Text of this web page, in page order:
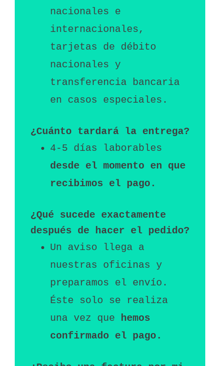
nacionales e
internacionales,
tarjetas de débito
nacionales y
transferencia bancaria
en casos especiales.
¿Cuánto tardará la entrega?
desde el momento en que
recibimos el pago.
¿Qué sucede exactamente
después de hacer el pedido?
Un aviso llega a
nuestras oficinas y
preparamos el envío.
Éste solo se realiza
una vez que hemos
confirmado el pago.